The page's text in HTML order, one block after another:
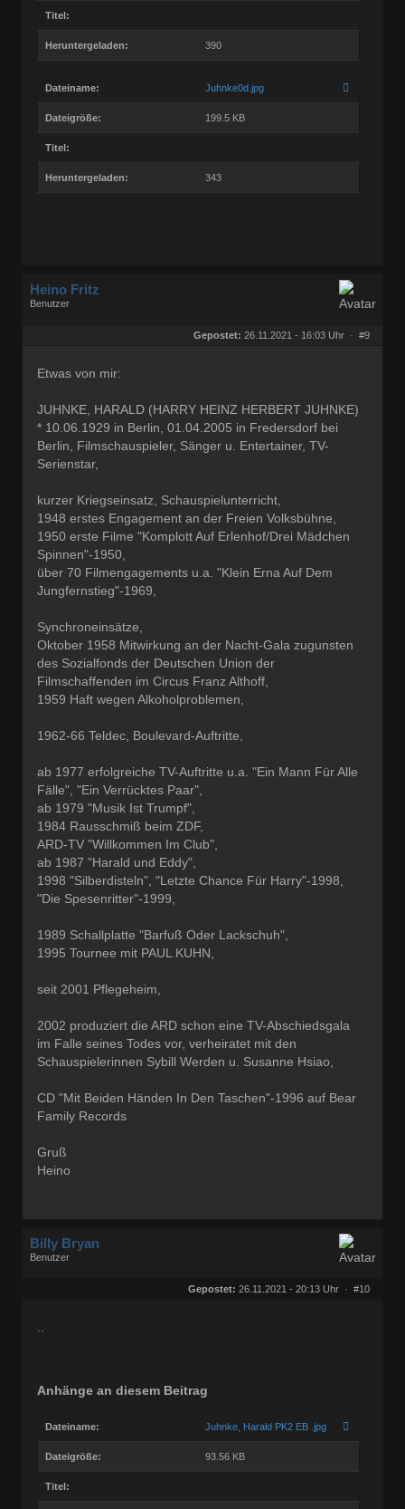
Titel:
Heruntergeladen: 390
Dateiname: Juhnke0d.jpg
Dateigröße: 199.5 KB
Titel:
Heruntergeladen: 343
Heino Fritz
Benutzer
Gepostet: 26.11.2021 - 16:03 Uhr · #9
Etwas von mir:
JUHNKE, HARALD (HARRY HEINZ HERBERT JUHNKE)
* 10.06.1929 in Berlin, 01.04.2005 in Fredersdorf bei
Berlin, Filmschauspieler, Sänger u. Entertainer, TV-
Serienstar,
kurzer Kriegseinsatz, Schauspielunterricht,
1948 erstes Engagement an der Freien Volksbühne,
1950 erste Filme "Komplott Auf Erlenhof/Drei Mädchen
Spinnen"-1950,
über 70 Filmengagements u.a. "Klein Erna Auf Dem
Jungfernstieg"-1969,
Synchroneinsätze,
Oktober 1958 Mitwirkung an der Nacht-Gala zugunsten
des Sozialfonds der Deutschen Union der
Filmschaffenden im Circus Franz Althoff,
1959 Haft wegen Alkoholproblemen,
1962-66 Teldec, Boulevard-Auftritte,
ab 1977 erfolgreiche TV-Auftritte u.a. "Ein Mann Für Alle
Fälle", "Ein Verrücktes Paar",
ab 1979 "Musik Ist Trumpf",
1984 Rausschmiß beim ZDF,
ARD-TV "Willkommen Im Club",
ab 1987 "Harald und Eddy",
1998 "Silberdisteln", "Letzte Chance Für Harry"-1998,
"Die Spesenritter"-1999,
1989 Schallplatte "Barfuß Oder Lackschuh",
1995 Tournee mit PAUL KUHN,
seit 2001 Pflegeheim,
2002 produziert die ARD schon eine TV-Abschiedsgala
im Falle seines Todes vor, verheiratet mit den
Schauspielerinnen Sybill Werden u. Susanne Hsiao,
CD "Mit Beiden Händen In Den Taschen"-1996 auf Bear
Family Records
Gruß
Heino
Billy Bryan
Benutzer
Gepostet: 26.11.2021 - 20:13 Uhr · #10
Anhänge an diesem Beitrag
Dateiname: Juhnke, Harald PK2 EB .jpg
Dateigröße: 93.56 KB
Titel: